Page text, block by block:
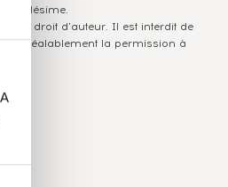
millésime.
un droit d'auteur. Il est interdit de
préalablement la permission à